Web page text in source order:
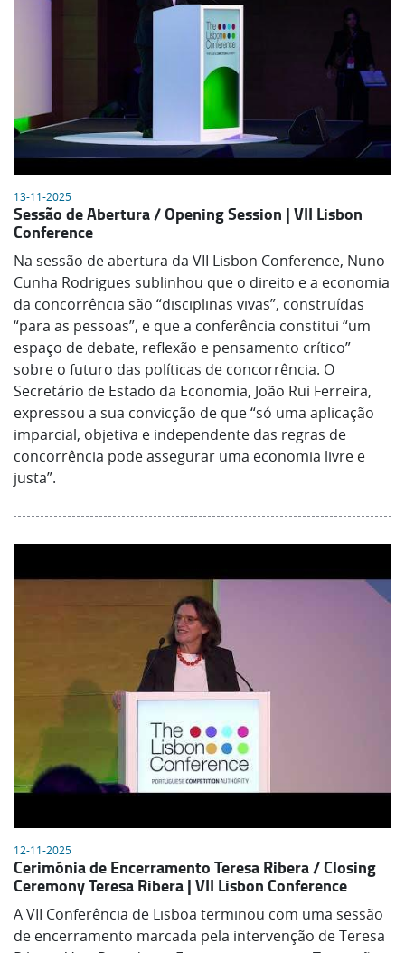
13-11-2025
Sessão de Abertura / Opening Session | VII Lisbon
Conference
Na sessão de abertura da VII Lisbon Conference, Nuno
Cunha Rodrigues sublinhou que o direito e a economia
da concorrência são “disciplinas vivas”, construídas
“para as pessoas”, e que a conferência constitui “um
espaço de debate, reflexão e pensamento crítico”
sobre o futuro das políticas de concorrência. O
Secretário de Estado da Economia, João Rui Ferreira,
expressou a sua convicção de que “só uma aplicação
imparcial, objetiva e independente das regras de
concorrência pode assegurar uma economia livre e
justa”.
12-11-2025
Cerimónia de Encerramento Teresa Ribera / Closing
Ceremony Teresa Ribera | VII Lisbon Conference
A VII Conferência de Lisboa terminou com uma sessão
de encerramento marcada pela intervenção de Teresa